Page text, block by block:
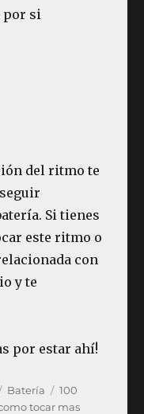
por si
del ritmo te
Si tienes
este ritmo o
con
y te
por estar ahí!
Categorías
Batería Etiquetas
100
tocar mas